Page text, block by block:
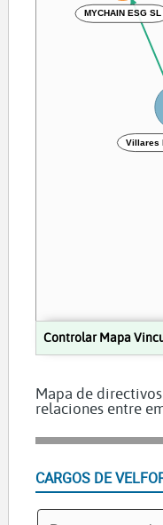
Controlar Mapa
Villares
MYCHAIN ESG SL
Mapa de
relaciones entre
CARGOS DE